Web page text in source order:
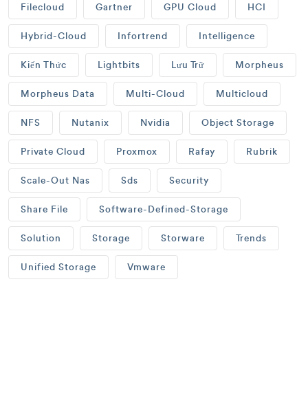
Filecloud Gartner GPU Cloud HCI
Hybrid-Cloud Infortrend Intelligence
Kiến Thức Lightbits Lưu Trữ Morpheus
Morpheus Data Multi-Cloud Multicloud
NFS Nutanix Nvidia Object Storage
Private Cloud Proxmox Rafay Rubrik
Scale-Out Nas Sds Security
Share File Software-Defined-Storage
Solution Storage Storware Trends
Unified Storage Vmware